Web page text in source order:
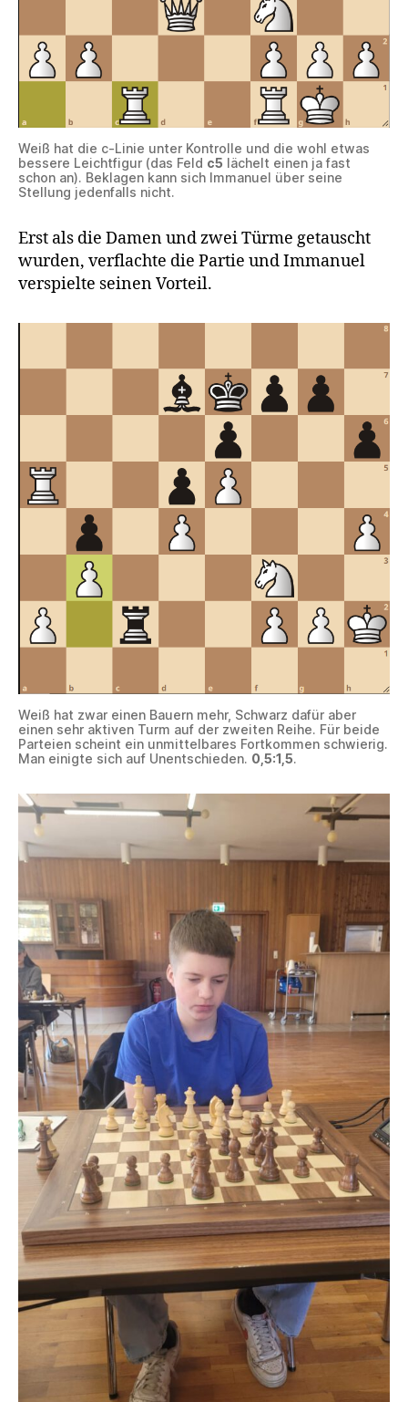
Weiß hat die c-Linie unter Kontrolle und die wohl etwas
bessere Leichtfigur (das Feld c5 lächelt einen ja fast
schon an). Beklagen kann sich Immanuel über seine
Stellung jedenfalls nicht.
Erst als die Damen und zwei Türme getauscht
wurden, verflachte die Partie und Immanuel
verspielte seinen Vorteil.
Weiß hat zwar einen Bauern mehr, Schwarz dafür aber
einen sehr aktiven Turm auf der zweiten Reihe. Für beide
Parteien scheint ein unmittelbares Fortkommen schwierig.
Man einigte sich auf Unentschieden. 0,5:1,5.